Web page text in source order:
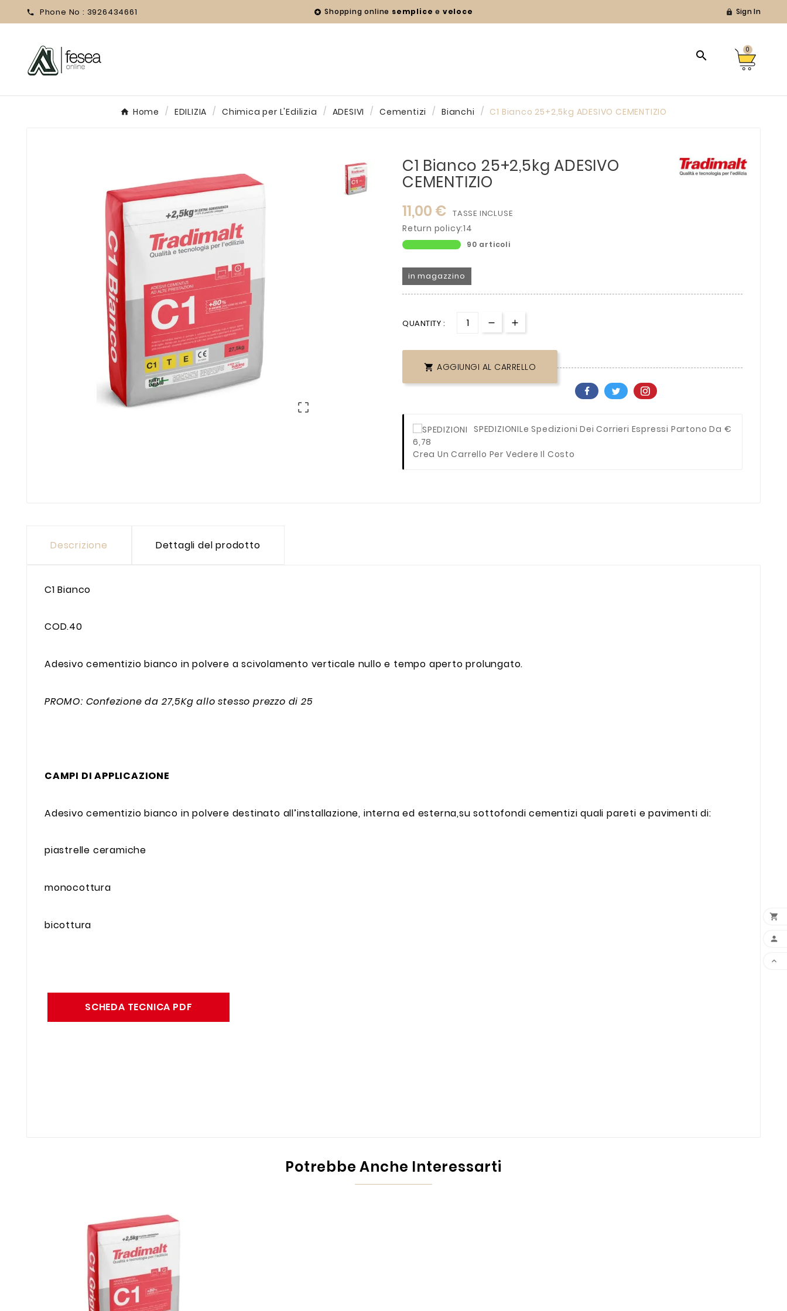
 Phone No : 3926434661  Shopping online semplice e veloce  Sign In
 0
Home EDILIZIA Chimica per L'Edilizia ADESIVI Cementizi Bianchi C1 Bianco 25+2,5kg ADESIVO CEMENTIZIO

C1 Bianco 25+2,5kg ADESIVO
CEMENTIZIO
11,00 € TASSE INCLUSE
Return policy:14
90 articoli
in magazzino
QUANTITY :
 AGGIUNGI AL CARRELLO
SPEDIZIONILe Spedizioni Dei Corrieri Espressi Partono Da €
6,78
Crea Un Carrello Per Vedere Il Costo
Descrizione Dettagli del prodotto
C1 Bianco
COD.40
Adesivo cementizio bianco in polvere a scivolamento verticale nullo e tempo aperto prolungato.
PROMO: Confezione da 27,5Kg allo stesso prezzo di 25
CAMPI DI APPLICAZIONE
Adesivo cementizio bianco in polvere destinato all’installazione, interna ed esterna,su sottofondi cementizi quali pareti e pavimenti di:
piastrelle ceramiche
monocottura
bicottura
SCHEDA TECNICA PDF
Potrebbe Anche Interessarti


